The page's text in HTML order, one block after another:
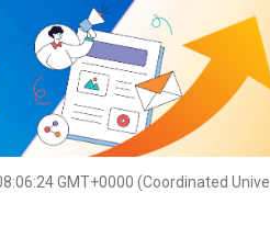
GMT+0000 (Coordinated
灼見活動 關於我們